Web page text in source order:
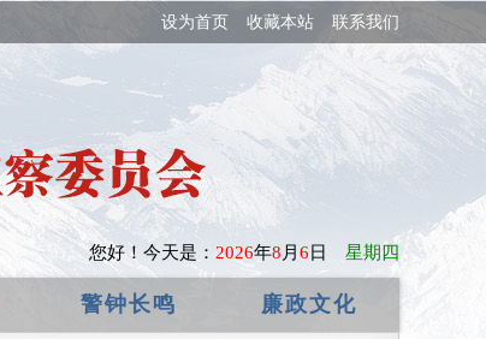
设为首页 收藏本站 联系我们
您好！ 今天是： 2026年8 月 6 日 星期四
警钟长鸣 廉政文化